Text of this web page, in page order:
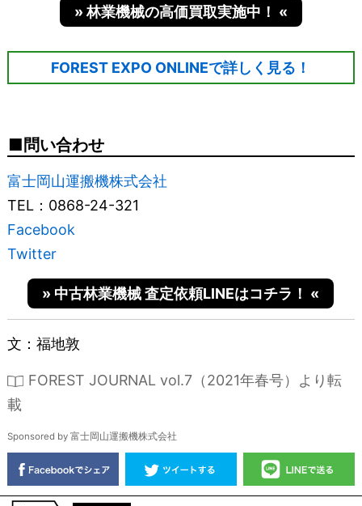
» 林業機械の高価買取実施中！ «
FOREST EXPO ONLINEで詳しく見る！
問い合わせ
富士岡山運搬機株式会社
TEL：0868-24-321
Facebook
Twitter
» 中古林業機械 査定依頼LINEはコチラ！ «
文：福地敦
FOREST JOURNAL vol.7（2021年春号）より転
載
Sponsored by 富士岡山運搬機株式会社